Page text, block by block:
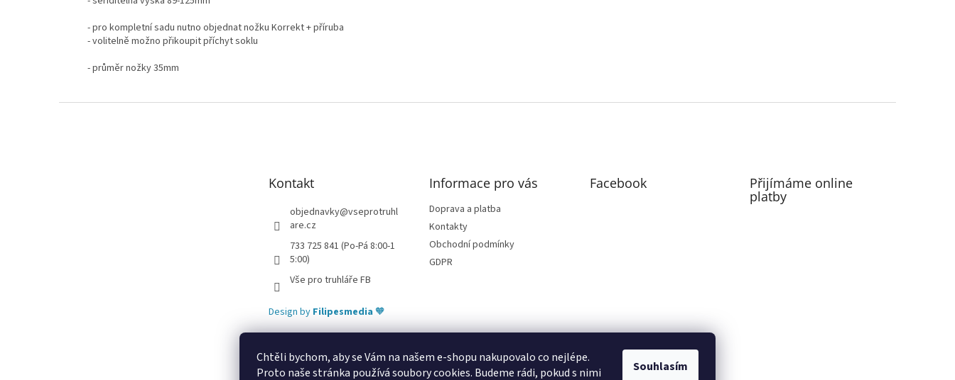
Chtěli bychom, aby se Vám na našem e-shopu nakupovalo co nejlépe.
Proto naše stránka používá soubory cookies. Budeme rádi, pokud s nimi
Souhlasím
- pro kompletní sadu nutno objednat nožku Korrekt + příruba
- volitelně možno přikoupit příchyt soklu
- průměr nožky 35mm
Kontakt
objednavky@vseprotruhl
are.cz
733 725 841 (Po-Pá 8:00-1
5:00)
Vše pro truhláře FB
Informace pro vás
Doprava a platba
Kontakty
Obchodní podmínky
GDPR
Facebook Přijímáme online
platby
Design by Filipesmedia🧡